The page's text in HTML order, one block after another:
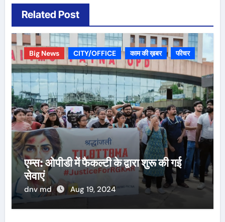
Related Post
Big News CITY/OFFICE काम की ख़बर फीचर
एम्स: ओपीडी में फैकल्टी के द्वारा शुरू की गई
सेवाएं
dnv md Aug 19, 2024